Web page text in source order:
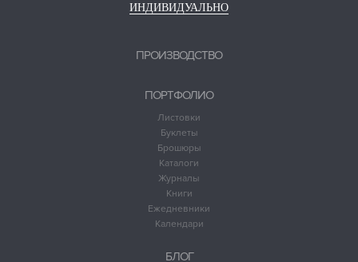
ИНДИВИДУАЛЬНО
ПРОИЗВОДСТВО
ПОРТФОЛИО
Листовки
Буклеты
Брошюры
Каталоги
Журналы
Книги
Ежедневники
Календари
БЛОГ